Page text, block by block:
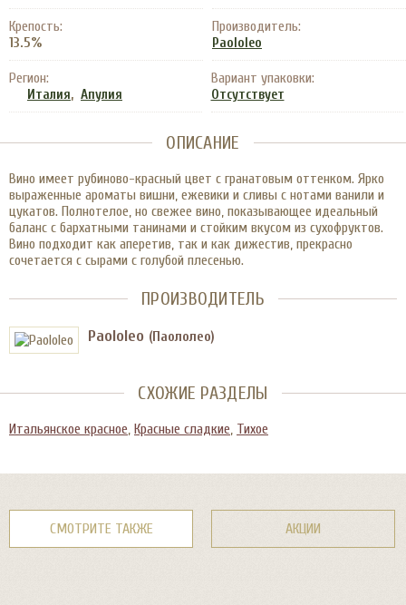
Крепость:
13.5%
Производитель:
Paololeo
Регион:
Италия, Апулия
Вариант упаковки:
Отсутствует
ОПИСАНИЕ
Вино имеет рубиново-красный цвет с гранатовым оттенком. Ярко
выраженные ароматы вишни, ежевики и сливы с нотами ванили и
цукатов. Полнотелое, но свежее вино, показывающее идеальный
баланс с бархатными танинами и стойким вкусом из сухофруктов.
Вино подходит как аперетив, так и как дижестив, прекрасно
сочетается с сырами с голубой плесенью.
ПРОИЗВОДИТЕЛЬ
Paololeo (Паололео)
СХОЖИЕ РАЗДЕЛЫ
Итальянское красное, Красные сладкие, Тихое
СМОТРИТЕ ТАКЖЕ АКЦИИ